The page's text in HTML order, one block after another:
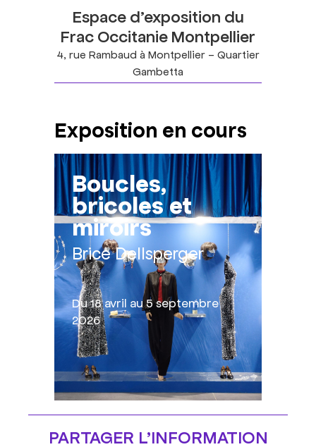
Espace d’exposition du
Frac Occitanie Montpellier
4, rue Rambaud à Montpellier - Quartier
Gambetta
Exposition en cours
Boucles,
bricoles et
miroirs
Brice Dellsperger
Du 18 avril au 5 septembre
2026
PARTAGER L’​INFORMATION